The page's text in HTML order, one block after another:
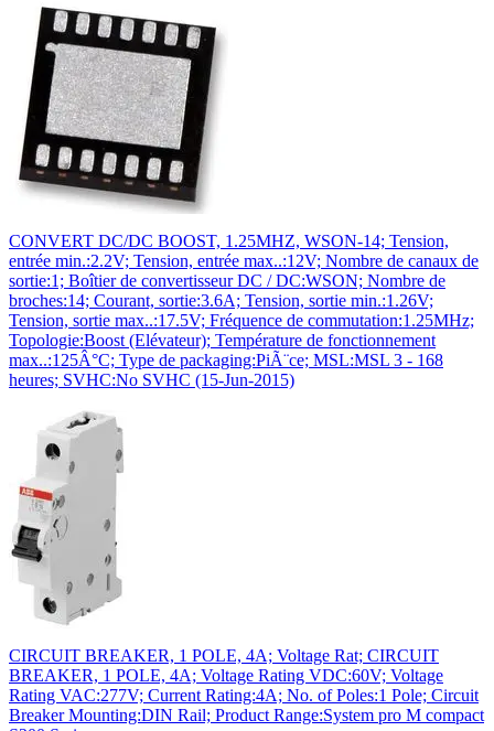
CONVERT DC/DC BOOST, 1.25MHZ, WSON-14; Tension,
entrée min.:2.2V; Tension, entrée max..:12V; Nombre de canaux de
sortie:1; Boîtier de convertisseur DC / DC:WSON; Nombre de
broches:14; Courant, sortie:3.6A; Tension, sortie min.:1.26V;
Tension, sortie max..:17.5V; Fréquence de commutation:1.25MHz;
Topologie:Boost (Elévateur); Température de fonctionnement
max..:125Â°C; Type de packaging:PiÃ¨ce; MSL:MSL 3 - 168
heures; SVHC:No SVHC (15-Jun-2015)
CIRCUIT BREAKER, 1 POLE, 4A; Voltage Rat; CIRCUIT
BREAKER, 1 POLE, 4A; Voltage Rating VDC:60V; Voltage
Rating VAC:277V; Current Rating:4A; No. of Poles:1 Pole; Circuit
Breaker Mounting:DIN Rail; Product Range:System pro M compact